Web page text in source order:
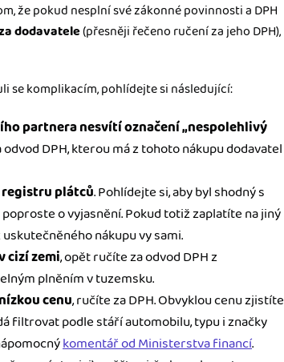
že pokud nesplní své zákonné povinnosti a DPH
dodavatele(přesněji řečeno ručení za jeho DPH),
se komplikacím, pohlídejte si následující:
partnera nesvítí označení „nespolehlivý
DPH, kterou má z tohoto nákupu dodavatel
registru plátců. Pohlídejte si, aby byl shodný s
o vyjasnění. Pokud totiž zaplatíte na jiný
nákupu vy sami.
cizí zemi, opět ručíte za odvod DPH z
plněním v tuzemsku.
cenu, ručíte za DPH. Obvyklou cenu zjistíte
filtrovat podle stáří automobilu, typu i značky
komentář od Ministerstva financí.